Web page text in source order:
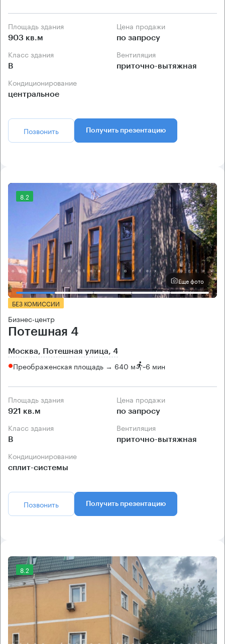
Площадь здания
903 кв.м
Цена продажи
по запросу
Класс здания
B
Вентиляция
приточно-вытяжная
Кондиционирование
центральное
Позвонить Получить презентацию
8.2
Еще фото
БЕЗ КОМИССИИ
Бизнес-центр
Потешная 4
Москва, Потешная улица, 4
Преображенская площадь → 640 м ~6 мин
Площадь здания
921 кв.м
Цена продажи
по запросу
Класс здания
B
Вентиляция
приточно-вытяжная
Кондиционирование
сплит-системы
Позвонить Получить презентацию
8.2